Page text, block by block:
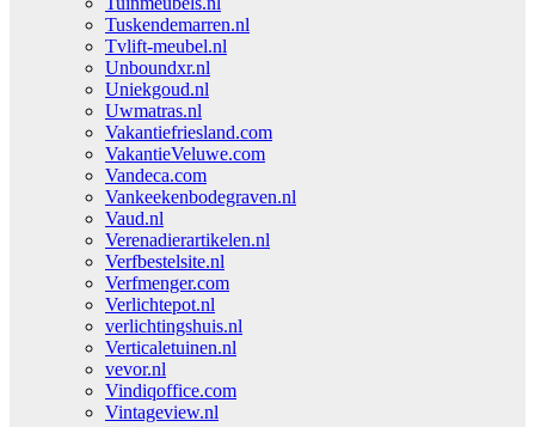
Tuskendemarren.nl
Tvlift-meubel.nl
Unboundxr.nl
Uniekgoud.nl
Uwmatras.nl
Vakantiefriesland.com
VakantieVeluwe.com
Vandeca.com
Vankeekenbodegraven.nl
Vaud.nl
Verenadierartikelen.nl
Verfbestelsite.nl
Verfmenger.com
Verlichtepot.nl
verlichtingshuis.nl
Verticaletuinen.nl
vevor.nl
Vindiqoffice.com
Vintageview.nl